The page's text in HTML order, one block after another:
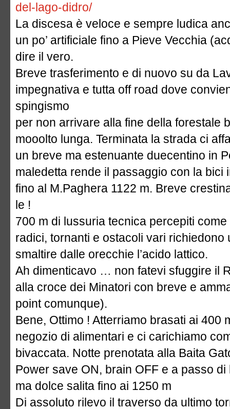
del-lago-didro/
La discesa è veloce e sempre ludica
un po’ artificiale fino a Pieve Vecchia
dire il vero.
Breve trasferimento e di nuovo su da
impegnativa e tutta off road dove
spingismo
per non arrivare alla fine della forestale
mooolto lunga. Terminata la strada ci
un breve ma estenuante duecentino in
maledetta rende il passaggio con la bici
fino al M.Paghera 1122 m. Breve
le !
700 m di lussuria tecnica percepiti
radici, tornanti e ostacoli vari
smaltire dalle orecchie l’acido lattico.
Ah dimenticavo … non fatevi sfuggire il
alla croce dei Minatori con breve e
point comunque).
Bene, Ottimo ! Atterriamo brasati ai 400
negozio di alimentari e ci carichiamo
bivaccata. Notte prenotata alla Baita
Power save ON, brain OFF e a passo
ma dolce salita fino ai 1250 m
Di assoluto rilevo il traverso da ultimo